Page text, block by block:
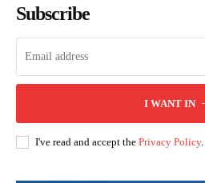
Subscribe
I WANT IN
I've read and accept the Privacy Policy.